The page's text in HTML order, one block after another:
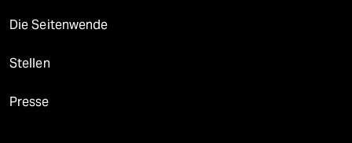
Die Seitenwende
Stellen
Presse